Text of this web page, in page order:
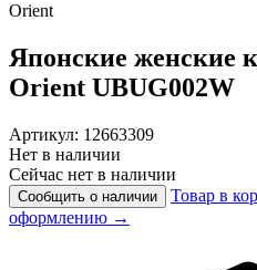
Orient
Японские женские
Orient UBUG002W
Артикул: 12663309
Нет в наличии
Сейчас нет в наличии
Сообщить о наличии
Товар в
оформлению →